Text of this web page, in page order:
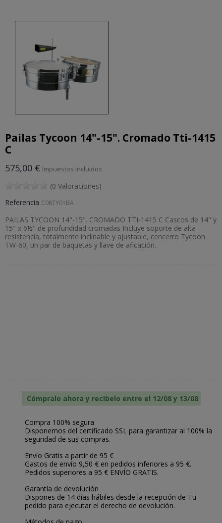
Pailas Tycoon 14"-15". Cromado Tti-1415
C
575,00 € Impuestos incluidos
(0 Valoraciones)
Referencia C08TY01BA
PAILAS TYCOON 14"-15". CROMADO TTI-1415 C Cascos de 14" y
15" x 6½" de profundidad cromadas Incluye soporte de alta
resistencia, totalmente inclinable y ajustable, cencerro Tycoon
TW-60, un par de baquetas y llave de aficación.
Cómpralo ahora y recíbelo entre el 12/08 y 13/08
Compra 100% segura
Disponemos del certificado SSL para garantizar al 100% la
seguridad de sus compras.
Envío Gratis a partir de 95 €
Gastos de envío 9,50 € en pedidos inferiores a 95 €.
Pedidos superiores a 95 € ENVÍO GRATIS.
Garantía de devolución
Dispones de 14 días hábiles desde la recepción de Tu
pedido para ejecutar el derecho de devolución.